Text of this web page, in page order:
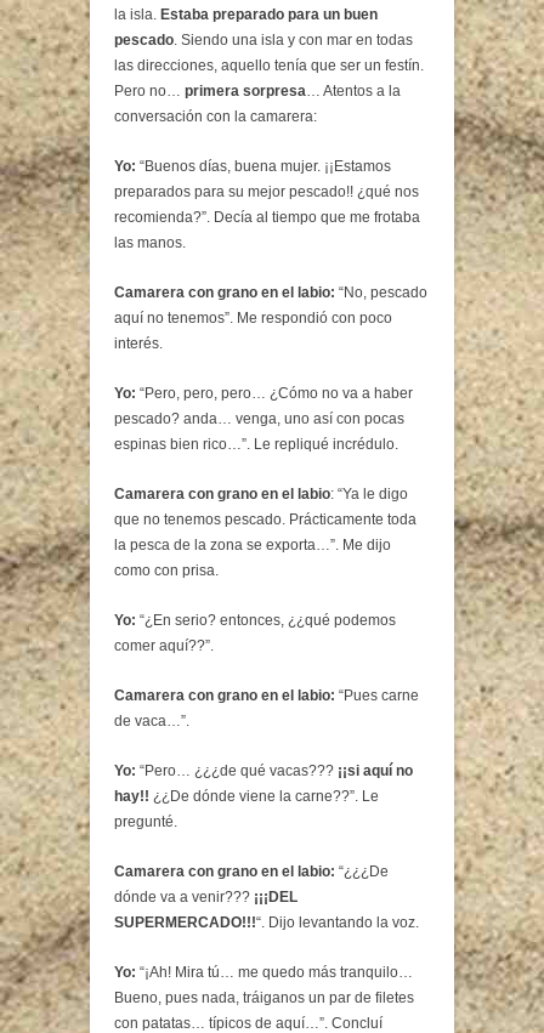
la isla. Estaba preparado para un buen
pescado . Siendo una isla y con mar en todas
las direcciones, aquello tenía que ser un festín.
Pero no… primera sorpresa … Atentos a la
conversación con la camarera:
Yo: “Buenos días, buena mujer. ¡¡Estamos
preparados para su mejor pescado!! ¿qué nos
recomienda?”. Decía al tiempo que me frotaba
las manos.
Camarera con grano en el labio: “No, pescado
aquí no tenemos”. Me respondió con poco
interés.
Yo: “Pero, pero, pero… ¿Cómo no va a haber
pescado? anda… venga, uno así con pocas
espinas bien rico…”. Le repliqué incrédulo.
Camarera con grano en el labio: “Ya le digo
que no tenemos pescado. Prácticamente toda
la pesca de la zona se exporta…”. Me dijo
como con prisa.
Yo: “¿En serio? entonces, ¿¿qué podemos
comer aquí??”.
Camarera con grano en el labio: “Pues carne
de vaca…”.
Yo: “Pero… ¿¿¿de qué vacas??? ¡¡si aquí no
hay!! ¿¿De dónde viene la carne??”. Le
pregunté.
Camarera con grano en el labio: “¿¿¿De
dónde va a venir??? ¡¡¡DEL
SUPERMERCADO!!!“. Dijo levantando la voz.
Yo: “¡Ah! Mira tú… me quedo más tranquilo…
Bueno, pues nada, tráiganos un par de filetes
con patatas… típicos de aquí…”. Concluí